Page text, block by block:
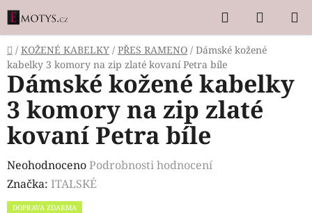
Přejít
na
obsah
Hledat
KOŠÍK
Domů
/ KOŽENÉ KABELKY / PŘES RAMENO / Dámské kožené
kabelky 3 komory na zip zlaté kovaní Petra bíle
Dámské kožené kabelky
3 komory na zip zlaté
kovaní Petra bíle
Průměrné
hodnocení
produktu
NeohodnocenoPodrobnosti hodnocení
Značka: ITALSKÉ
DOPRAVA ZDARMA